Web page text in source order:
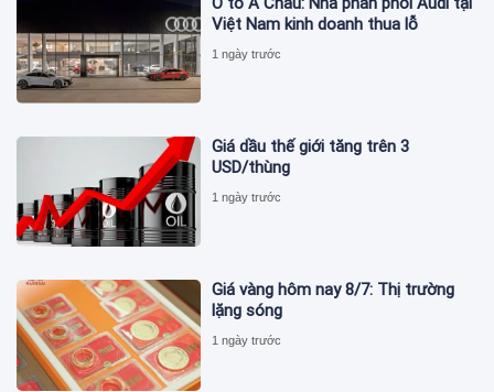
Việt Nam kinh doanh thua lỗ
1 ngày trước
Giá dầu thế giới tăng trên 3
USD/thùng
1 ngày trước
Giá vàng hôm nay 8/7: Thị trường
lặng sóng
1 ngày trước